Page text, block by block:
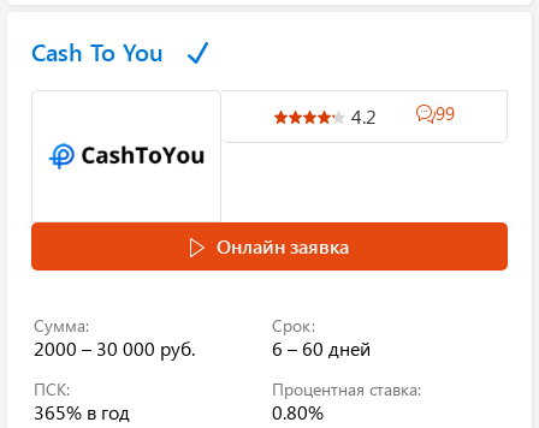
Cash To You
4.2 99
Онлайн заявка
Сумма:
2000 – 30 000 руб.
Срок:
6 – 60 дней
ПСК:
365% в год
Процентная ставка:
0.80%